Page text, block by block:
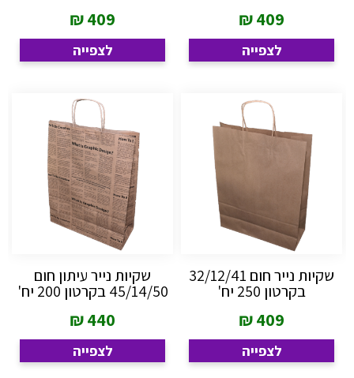
409
₪
לצפייה
409
₪
לצפייה
שקיות נייר חום 32/12/41
בקרטון 250 יח'
409
₪
לצפייה
שקיות נייר עיתון חום
45/14/50 בקרטון 200 יח'
440
₪
לצפייה